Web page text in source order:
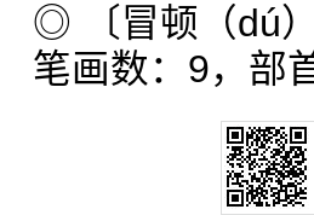
◎ 〔冒顿（dú
笔画数：9，部